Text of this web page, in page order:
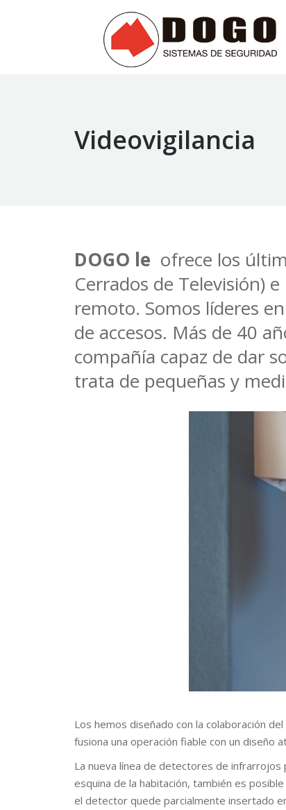
Videovigilancia
DOGO le ofrece los
Cerrados de Televisión)
remoto. Somos líderes
de accesos. Más de 40
compañía capaz de dar
trata de pequeñas y
Los hemos diseñado con la colaboración
fusiona una operación fiable con un diseño
La nueva línea de detectores de infrarrojos
esquina de la habitación, también es
el detector quede parcialmente insertado